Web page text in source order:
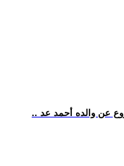
عن والده أحمد عد